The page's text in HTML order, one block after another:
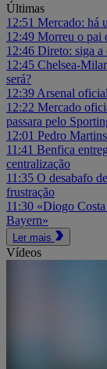
Últimas
12:51 Mercado: há
12:49 Morreu o pai
12:46 Direto: siga a
12:45 Chelsea-
será?
12:39 Arsenal
12:22 Mercado
passara pelo
12:01 Pedro
11:41 Benfica
centralização
11:35 O desabafo
frustração
11:30 «Diogo
Bayern»
Ler mais
Vídeos